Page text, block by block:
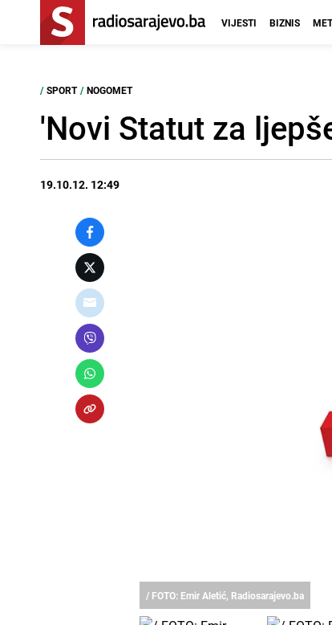
VIJESTI BIZNIS
/ SPORT / NOGOMET
'Novi Statut za
19.10.12. 12:49
/ FOTO: Emir Aletić, Radiosarajevo.ba